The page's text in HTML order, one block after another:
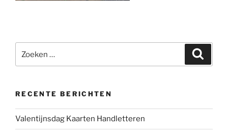
naar:
RECENTE BERICHTEN
Valentijnsdag Kaarten Handletteren